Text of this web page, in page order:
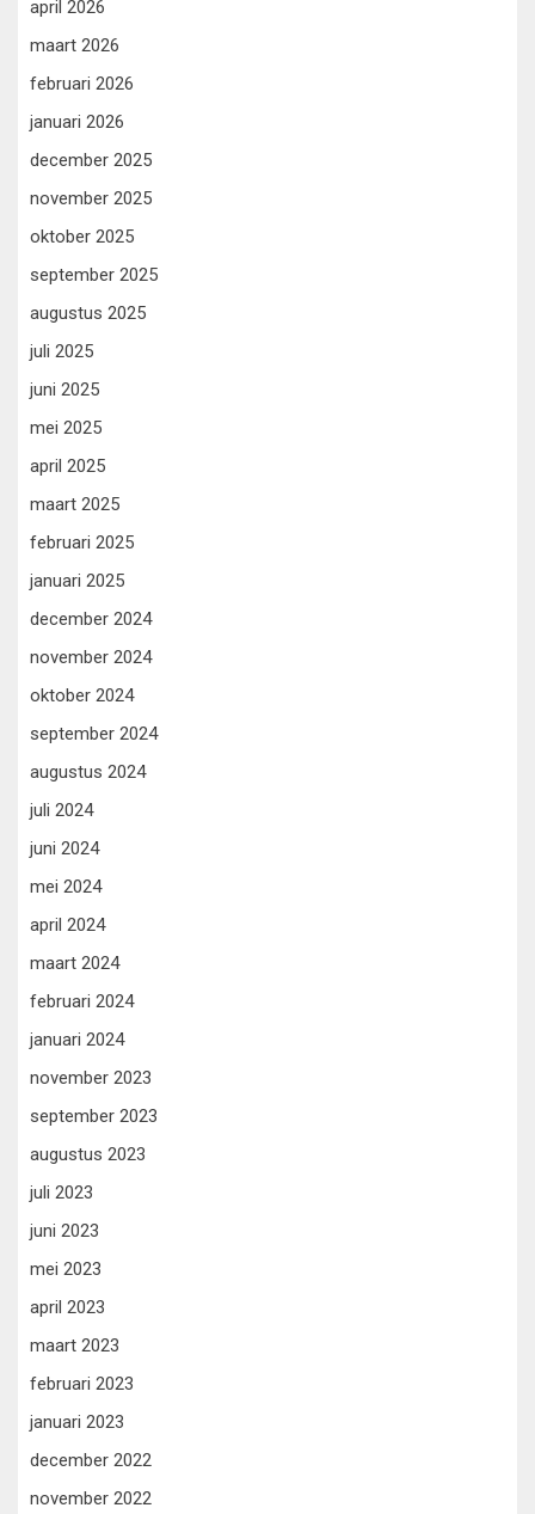
april 2026
maart 2026
februari 2026
januari 2026
december 2025
november 2025
oktober 2025
september 2025
augustus 2025
juli 2025
juni 2025
mei 2025
april 2025
maart 2025
februari 2025
januari 2025
december 2024
november 2024
oktober 2024
september 2024
augustus 2024
juli 2024
juni 2024
mei 2024
april 2024
maart 2024
februari 2024
januari 2024
november 2023
september 2023
augustus 2023
juli 2023
juni 2023
mei 2023
april 2023
maart 2023
februari 2023
januari 2023
december 2022
november 2022